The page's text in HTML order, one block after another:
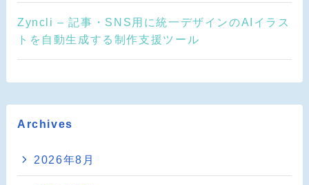
Zyncli – 記事・SNS用に統一デザインのAIイラス
トを自動生成する制作支援ツール
Archives
2026年8月